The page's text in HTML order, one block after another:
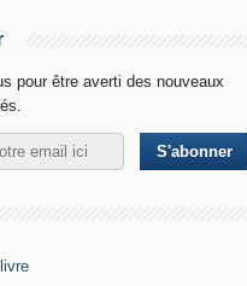
pour être averti des nouveaux